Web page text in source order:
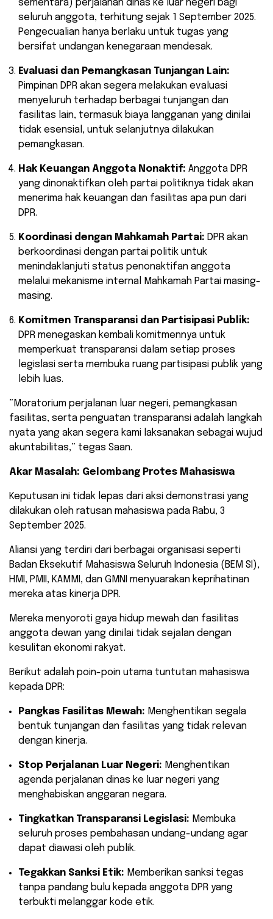
sementara) perjalanan dinas ke luar negeri bagi
seluruh anggota, terhitung sejak 1 September 2025.
Pengecualian hanya berlaku untuk tugas yang
bersifat undangan kenegaraan mendesak.
Evaluasi dan Pemangkasan Tunjangan Lain:
Pimpinan DPR akan segera melakukan evaluasi
menyeluruh terhadap berbagai tunjangan dan
fasilitas lain, termasuk biaya langganan yang dinilai
tidak esensial, untuk selanjutnya dilakukan
pemangkasan.
Hak Keuangan Anggota Nonaktif: Anggota DPR
yang dinonaktifkan oleh partai politiknya tidak akan
menerima hak keuangan dan fasilitas apa pun dari
DPR.
Koordinasi dengan Mahkamah Partai: DPR akan
berkoordinasi dengan partai politik untuk
menindaklanjuti status penonaktifan anggota
melalui mekanisme internal Mahkamah Partai masing-
masing.
Komitmen Transparansi dan Partisipasi Publik:
DPR menegaskan kembali komitmennya untuk
memperkuat transparansi dalam setiap proses
legislasi serta membuka ruang partisipasi publik yang
lebih luas.
​”Moratorium perjalanan luar negeri, pemangkasan
fasilitas, serta penguatan transparansi adalah langkah
nyata yang akan segera kami laksanakan sebagai wujud
akuntabilitas,” tegas Saan.
Akar Masalah: Gelombang Protes Mahasiswa
Keputusan ini tidak lepas dari aksi demonstrasi yang
dilakukan oleh ratusan mahasiswa pada Rabu, 3
September 2025.
Aliansi yang terdiri dari berbagai organisasi seperti
Badan Eksekutif Mahasiswa Seluruh Indonesia (BEM SI),
HMI, PMII, KAMMI, dan GMNI menyuarakan keprihatinan
mereka atas kinerja DPR.
Mereka menyoroti gaya hidup mewah dan fasilitas
anggota dewan yang dinilai tidak sejalan dengan
kesulitan ekonomi rakyat.
Berikut adalah poin-poin utama tuntutan mahasiswa
kepada DPR:
Pangkas Fasilitas Mewah: Menghentikan segala
bentuk tunjangan dan fasilitas yang tidak relevan
dengan kinerja.
Stop Perjalanan Luar Negeri: Menghentikan
agenda perjalanan dinas ke luar negeri yang
menghabiskan anggaran negara.
Tingkatkan Transparansi Legislasi: Membuka
seluruh proses pembahasan undang-undang agar
dapat diawasi oleh publik.
Tegakkan Sanksi Etik: Memberikan sanksi tegas
tanpa pandang bulu kepada anggota DPR yang
terbukti melanggar kode etik.